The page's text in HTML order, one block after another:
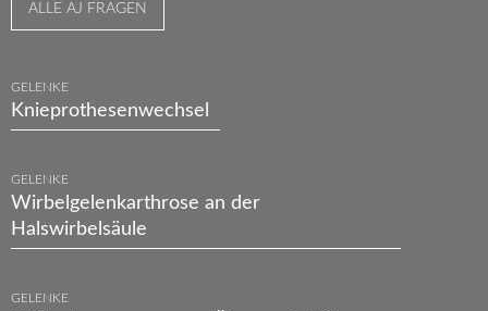
ALLE AJ FRAGEN
GELENKE
Knieprothesenwechsel
GELENKE
Wirbelgelenkarthrose an der
Halswirbelsäule
GELENKE